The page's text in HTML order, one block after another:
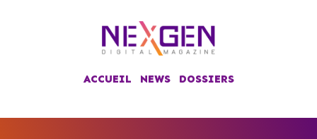
ACCUEIL NEWS DOSSIERS